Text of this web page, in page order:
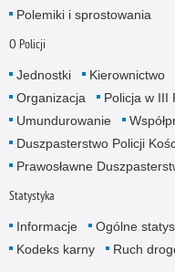
Polemiki i sprostowania
O Policji
Jednostki Kierownictwo
Organizacja
Policja w III
Umundurowanie
Duszpasterstwo Policji
Prawosławne
Statystyka
Informacje Ogólne
Kodeks karny
Ruch